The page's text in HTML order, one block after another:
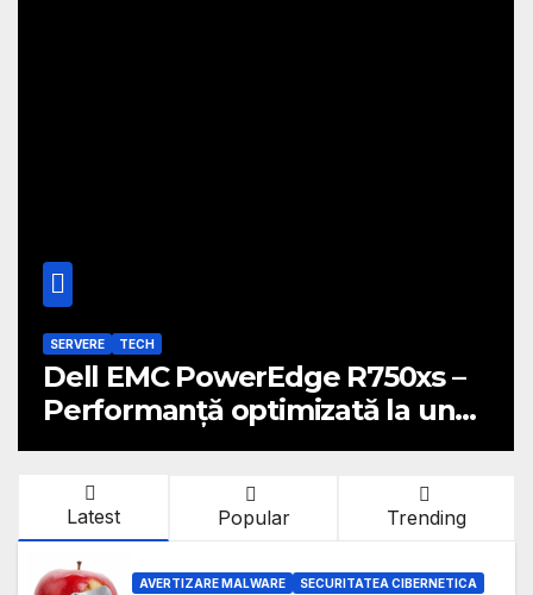
SERVERE TECH
Dell EMC PowerEdge R750xs –
Performanță optimizată la un
preț atractiv
Latest Popular Trending
AVERTIZARE MALWARE SECURITATEA CIBERNETICA